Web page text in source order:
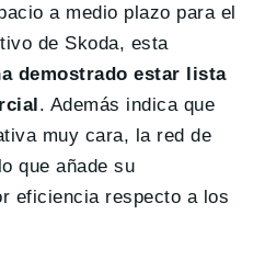
a medio plazo para el
de Skoda, esta
demostrado estar lista
. Además indica que
muy cara, la red de
que añade su
eficiencia respecto a los